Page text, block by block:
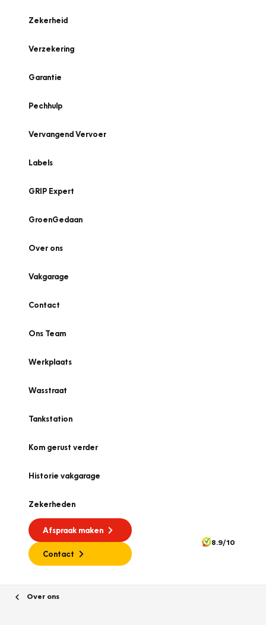
Zekerheid
Verzekering
Garantie
Pechhulp
Vervangend Vervoer
Labels
GRIP Expert
GroenGedaan
Over ons
Vakgarage
Contact
Ons Team
Werkplaats
Wasstraat
Tankstation
Kom gerust verder
Historie vakgarage
Zekerheden
Afspraak maken
Contact
8.9/10
Over ons